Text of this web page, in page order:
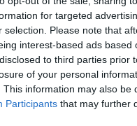
for targeted
selection. Please note that
interest-based ads
to third parties prior
of your personal
This information may also
Participants that may further
gestire il
già avvenuto la
in mano la
essere una
quindi un piano
forze dell'ordine e
criminalità è in